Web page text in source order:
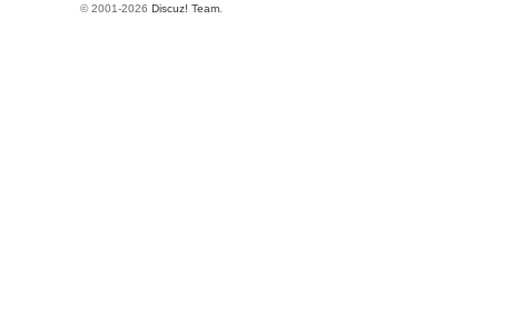
© 2001-2026 Discuz! Team